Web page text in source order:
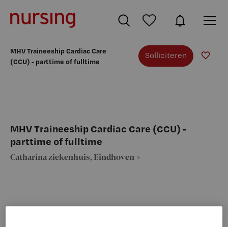
MHV Traineeship Cardiac Care
(CCU) - parttime of fulltime
Solliciteren
MHV Traineeship Cardiac Care (CCU) -
parttime of fulltime
Catharina ziekenhuis, Eindhoven